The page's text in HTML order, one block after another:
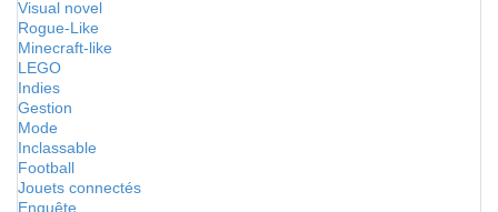
Visual novel
Rogue-Like
Minecraft-like
LEGO
Indies
Gestion
Mode
Inclassable
Football
Jouets connectés
Enquête